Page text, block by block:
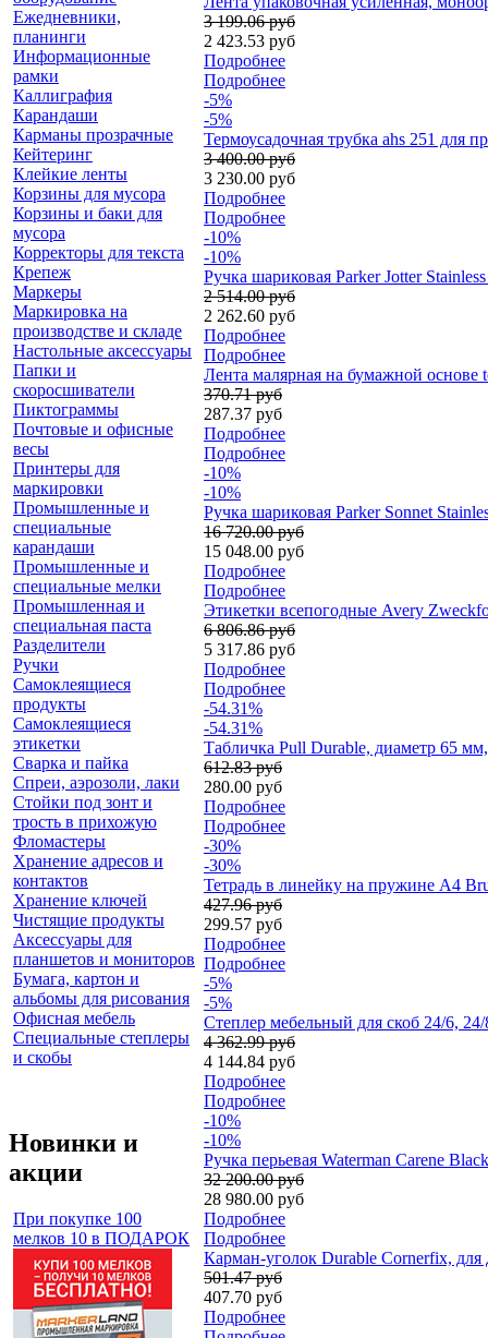
Ежедневники,
планинги
Информационные
рамки
Каллиграфия
Карандаши
Карманы прозрачные
Кейтеринг
Клейкие ленты
Корзины для мусора
Корзины и баки для
мусора
Корректоры для текста
Крепеж
Маркеры
Маркировка на
производстве и складе
Настольные аксессуары
Папки и
скоросшиватели
Пиктограммы
Почтовые и офисные
весы
Принтеры для
маркировки
Промышленные и
специальные
карандаши
Промышленные и
специальные мелки
Промышленная и
специальная паста
Разделители
Ручки
Самоклеящиеся
продукты
Самоклеящиеся
этикетки
Сварка и пайка
Спреи, аэрозоли, лаки
Стойки под зонт и
трость в прихожую
Фломастеры
Хранение адресов и
контактов
Хранение ключей
Чистящие продукты
Аксессуары для
планшетов и мониторов
Бумага, картон и
альбомы для рисования
Офисная мебель
Специальные степлеры
и скобы
Новинки и
акции
При покупке 100
мелков 10 в ПОДАРОК
3 199.06 руб
2 423.53 руб
Подробнее
Подробнее
-5%
-5%
Термоусадочная трубка ahs 251 для
3 400.00 руб
3 230.00 руб
Подробнее
Подробнее
-10%
-10%
Ручка шариковая Parker Jotter
2 514.00 руб
2 262.60 руб
Подробнее
Подробнее
Лента малярная на бумажной основе
370.71 руб
287.37 руб
Подробнее
Подробнее
-10%
-10%
Ручка шариковая Parker Sonnet
16 720.00 руб
15 048.00 руб
Подробнее
Подробнее
Этикетки всепогодные Avery
6 806.86 руб
5 317.86 руб
Подробнее
Подробнее
-54.31%
-54.31%
Табличка Pull Durable, диаметр 65
612.83 руб
280.00 руб
Подробнее
Подробнее
-30%
-30%
Тетрадь в линейку на пружине А4
427.96 руб
299.57 руб
Подробнее
Подробнее
-5%
-5%
Степлер мебельный для скоб 24/6,
4 362.99 руб
4 144.84 руб
Подробнее
Подробнее
-10%
-10%
Ручка перьевая Waterman Carene
32 200.00 руб
28 980.00 руб
Подробнее
Подробнее
Карман-уголок Durable Cornerfix,
501.47 руб
407.70 руб
Подробнее